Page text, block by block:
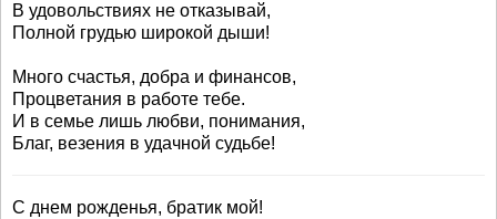
В удовольствиях не отказывай,
Полной грудью широкой дыши!
Много счастья, добра и финансов,
Процветания в работе тебе.
И в семье лишь любви, понимания,
Благ, везения в удачной судьбе!
С днем рожденья, братик мой!